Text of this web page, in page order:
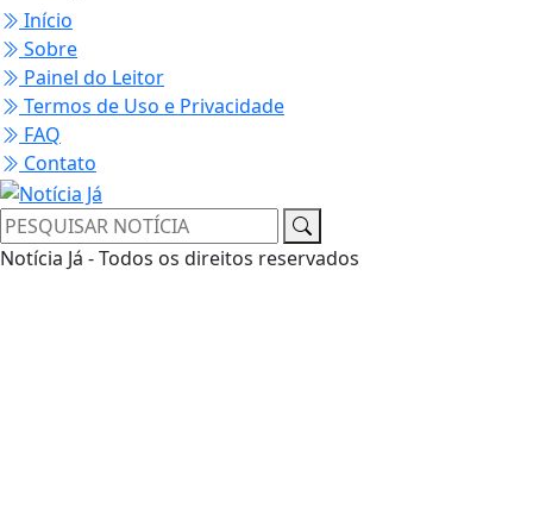
Início
Sobre
Painel do Leitor
Termos de Uso e Privacidade
FAQ
Contato
Notícia Já - Todos os direitos reservados